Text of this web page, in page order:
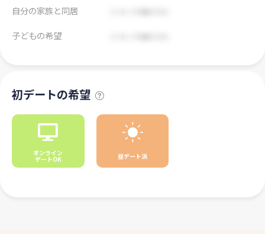
自分の家族と同居
子どもの希望
初デートの希望
オンライン
デートOK 昼デート派